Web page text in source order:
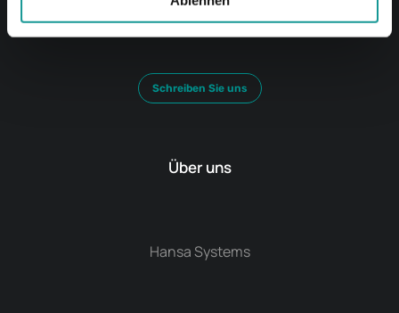
Schreiben Sie uns
Über uns
Hansa Systems